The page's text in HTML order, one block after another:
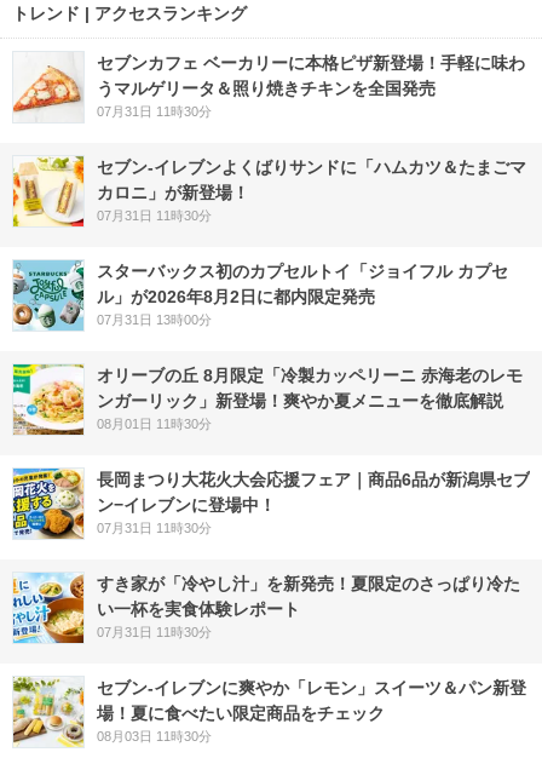
トレンド | アクセスランキング
セブンカフェ ベーカリーに本格ピザ新登場！手軽に味わ
うマルゲリータ＆照り焼きチキンを全国発売
07月31日 11時30分
セブン‐イレブンよくばりサンドに「ハムカツ＆たまごマ
カロニ」が新登場！
07月31日 11時30分
スターバックス初のカプセルトイ「ジョイフル カプセ
ル」が2026年8月2日に都内限定発売
07月31日 13時00分
オリーブの丘 8月限定「冷製カッペリーニ 赤海老のレモ
ンガーリック」新登場！爽やか夏メニューを徹底解説
08月01日 11時30分
長岡まつり大花火大会応援フェア｜商品6品が新潟県セブ
ン−イレブンに登場中！
07月31日 11時30分
すき家が「冷やし汁」を新発売！夏限定のさっぱり冷た
い一杯を実食体験レポート
07月31日 11時30分
セブン‐イレブンに爽やか「レモン」スイーツ＆パン新登
場！夏に食べたい限定商品をチェック
08月03日 11時30分